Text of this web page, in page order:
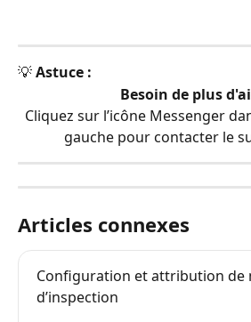
💡 Astuce :
Besoin de plus
Cliquez sur l’icône Messenger
gauche pour contacter le
Articles connexes
Configuration et attribution de
d’inspection